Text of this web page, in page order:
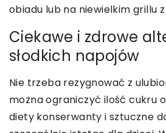
obiadu lub na niewielkim grillu z
Ciekawe i zdrowe
słodkich napojów
Nie trzeba rezygnować z
można ograniczyć ilość cukru
diety konserwanty i sztuczne